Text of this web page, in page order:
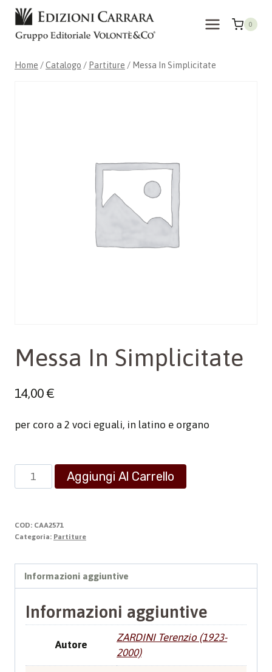
Salta
contenuto
0
Home /Catalogo / Partiture / Messa In Simplicitate
Messa In Simplicitate
14,00€
per coro a 2 voci eguali, in latino e organo
Messa
In
quantità
Aggiungi Al Carrello
COD: CAA2571
Categoria: Partiture
Informazioni aggiuntive
Informazioni aggiuntive
Autore
ZARDINI Terenzio (1923-
2000)